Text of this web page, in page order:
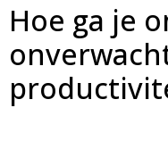
Hoe ga je